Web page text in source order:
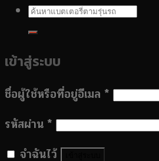
ค้นหา:
เข้าสู่ระบบ
ชื่อผู้ใช้หรือที่อยู่อีเมล *
รหัสผ่าน *
จำฉันไว้